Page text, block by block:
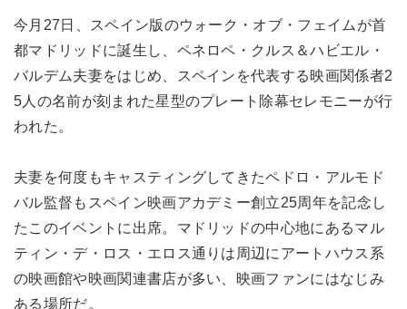
今月27日、スペイン版のウォーク・オブ・フェイムが首
都マドリッドに誕生し、ペネロペ・クルス＆ハビエル・
バルデム夫妻をはじめ、スペインを代表する映画関係者2
5人の名前が刻まれた星型のプレート除幕セレモニーが行
われた。
夫妻を何度もキャスティングしてきたペドロ・アルモド
バル監督もスペイン映画アカデミー創立25周年を記念し
たこのイベントに出席。マドリッドの中心地にあるマル
ティン・デ・ロス・エロス通りは周辺にアートハウス系
の映画館や映画関連書店が多い、映画ファンにはなじみ
ある場所だ。